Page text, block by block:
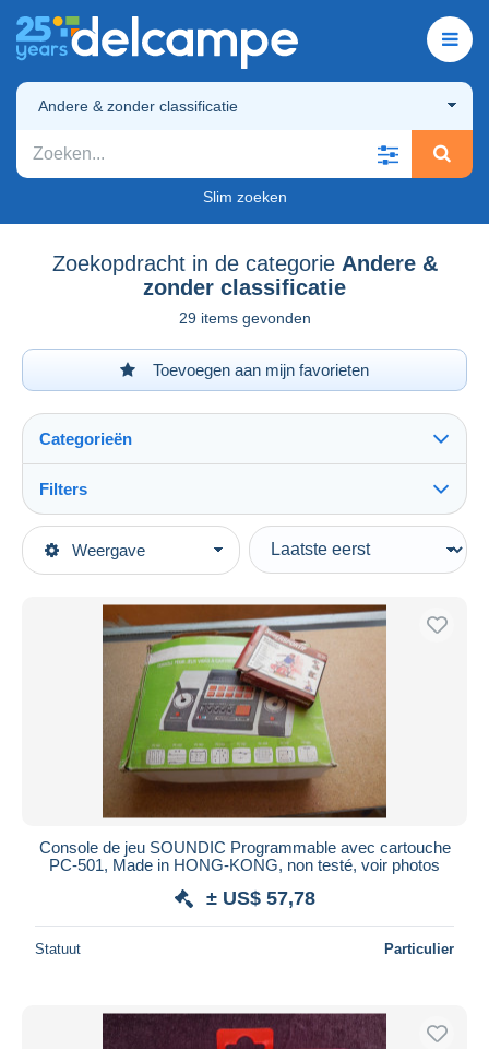
Andere & zonder classificatie
Slim zoeken
Zoekopdracht in de categorie Andere &
zonder classificatie
29 items gevonden
Toevoegen aan mijn favorieten
Weergave
Categorieën
Topcategorieën
…-2000 Retro-gaming
Spelconsoles
Andere & zonder classificatie
Filters
Type verkopen
Actief
Vaste prijs
Veiling met biedingen
Veilingen zonder biedingen
Veilinghuizen
Verkocht
Eindigt binnen
Prijs
Gratis levering
Console de jeu SOUNDIC Programmable avec cartouche
PC-501, Made in HONG-KONG, non testé, voir photos
± US$ 57,78
Statuut Particulier